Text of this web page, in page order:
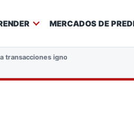
MERCADOS DE
ignorando saldos pasivos